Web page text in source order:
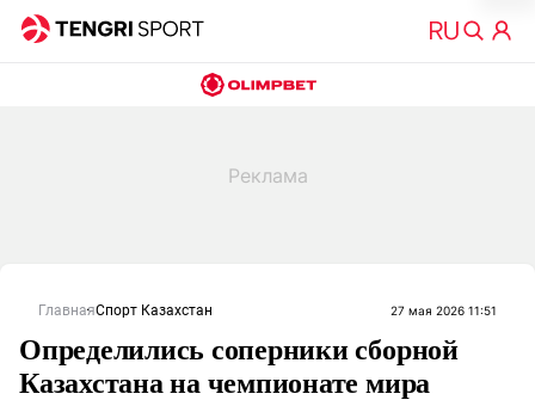
ГлавнаяСпорт Казахстан 27 мая 2026 11:51
Определились соперники сборной
Казахстана на чемпионате мира